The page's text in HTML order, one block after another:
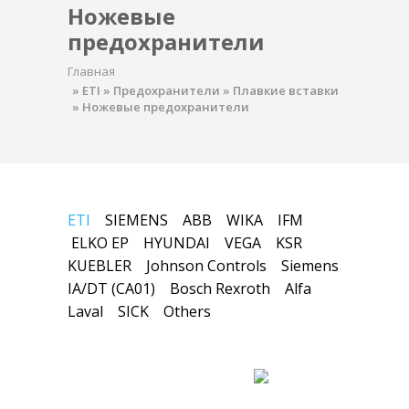
Ножевые
предохранители
Главная
» ETI » Предохранители » Плавкие вставки
» Ножевые предохранители
ETI SIEMENS ABB WIKA
IFM
ELKO EP
HYUNDAI VEGA
KSR
KUEBLER
Johnson Controls
Siemens
IA/DT (CA01)
Bosch Rexroth
Alfa
Laval
SICK Others